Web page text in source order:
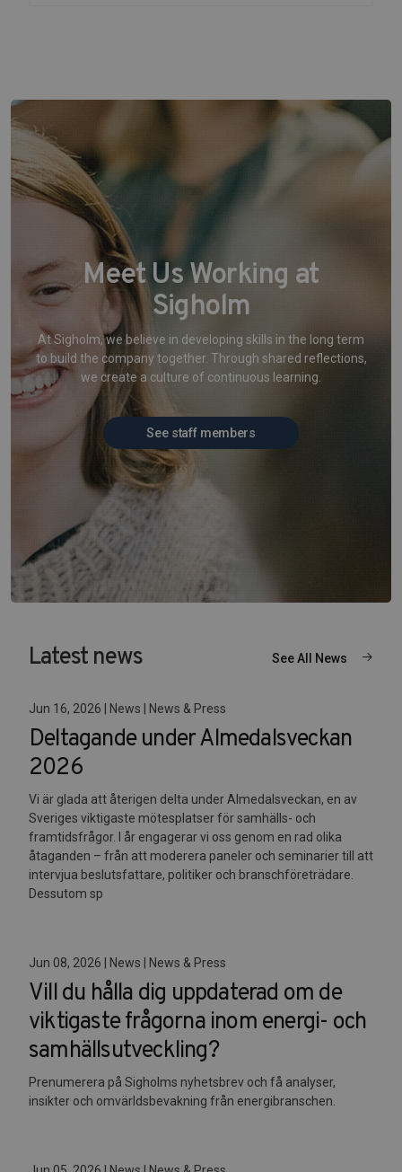
Meet Us Working at
Sigholm
At Sigholm, we believe in developing skills in the long term
to build the company together. Through shared reflections,
we create a culture of continuous learning.
See staff members
Latest news See All News
Jun 16, 2026 | News | News & Press
Deltagande under Almedalsveckan
2026
Vi är glada att återigen delta under Almedalsveckan, en av
Sveriges viktigaste mötesplatser för samhälls- och
framtidsfrågor. I år engagerar vi oss genom en rad olika
åtaganden – från att moderera paneler och seminarier till att
intervjua beslutsfattare, politiker och branschföreträdare.
Dessutom sp
Jun 08, 2026 | News | News & Press
Vill du hålla dig uppdaterad om de
viktigaste frågorna inom energi- och
samhällsutveckling?
Prenumerera på Sigholms nyhetsbrev och få analyser,
insikter och omvärldsbevakning från energibranschen.